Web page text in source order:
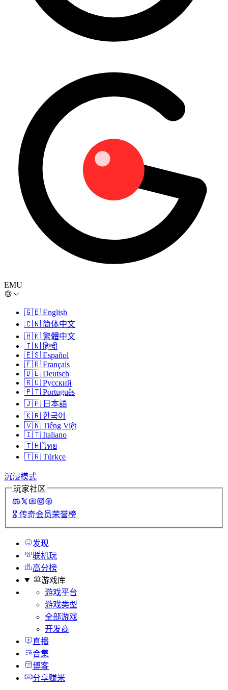
EMU
🇬🇧 English
🇨🇳 简体中文
🇭🇰 繁體中文
🇮🇳 हिन्दी
🇪🇸 Español
🇫🇷 Français
🇩🇪 Deutsch
🇷🇺 Русский
🇵🇹 Português
🇯🇵 日本語
🇰🇷 한국어
🇻🇳 Tiếng Việt
🇮🇹 Italiano
🇹🇭 ไทย
🇹🇷 Türkçe
沉浸模式
玩家社区
🎖️ 传奇会员荣誉榜
发现
联机玩
高分榜
游戏库
游戏平台
游戏类型
全部游戏
开发商
直播
合集
博客
分享赚米